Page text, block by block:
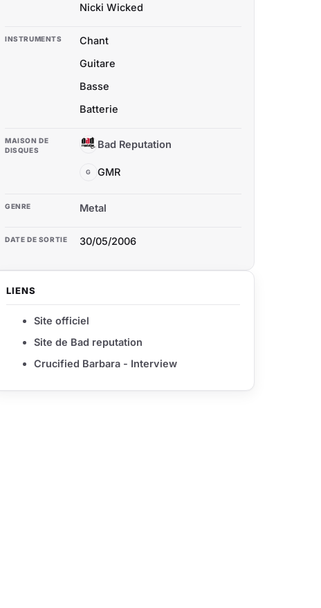
Nicki Wicked
INSTRUMENTS
Chant
Guitare
Basse
Batterie
MAISON DE
DISQUES
BR Bad Reputation
G GMR
GENRE Metal
DATE DE SORTIE 30/05/2006
LIENS
Site officiel
Site de Bad reputation
Crucified Barbara - Interview